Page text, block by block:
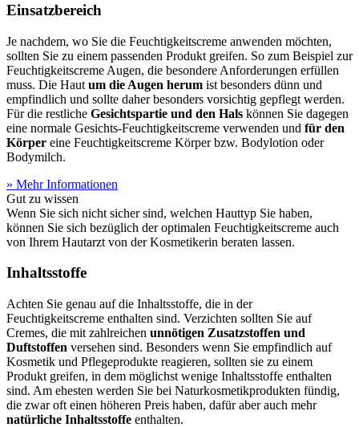
Einsatzbereich
Je nachdem, wo Sie die Feuchtigkeitscreme anwenden möchten,
sollten Sie zu einem passenden Produkt greifen. So zum Beispiel zur
Feuchtigkeitscreme Augen, die besondere Anforderungen erfüllen
muss. Die Haut um die Augen herum ist besonders dünn und
empfindlich und sollte daher besonders vorsichtig gepflegt werden.
Für die restliche Gesichtspartie und den Hals können Sie dagegen
eine normale Gesichts-Feuchtigkeitscreme verwenden und für den
Körper eine Feuchtigkeitscreme Körper bzw. Bodylotion oder
Bodymilch.
» Mehr Informationen
Gut zu wissen
Wenn Sie sich nicht sicher sind, welchen Hauttyp Sie haben,
können Sie sich bezüglich der optimalen Feuchtigkeitscreme auch
von Ihrem Hautarzt von der Kosmetikerin beraten lassen.
Inhaltsstoffe
Achten Sie genau auf die Inhaltsstoffe, die in der
Feuchtigkeitscreme enthalten sind. Verzichten sollten Sie auf
Cremes, die mit zahlreichen unnötigen Zusatzstoffen und
Duftstoffen versehen sind. Besonders wenn Sie empfindlich auf
Kosmetik und Pflegeprodukte reagieren, sollten sie zu einem
Produkt greifen, in dem möglichst wenige Inhaltsstoffe enthalten
sind. Am ehesten werden Sie bei Naturkosmetikprodukten fündig,
die zwar oft einen höheren Preis haben, dafür aber auch mehr
natürliche Inhaltsstoffe enthalten.